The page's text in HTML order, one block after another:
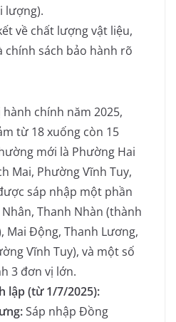
lượng).
về chất lượng vật liệu,
chính sách bảo hành rõ
chính năm 2025,
từ 18 xuống còn 15
mới là Phường Hai
Mai, Phường Vĩnh Tuy,
sáp nhập một phần
Thanh Nhàn (thành
Mai Động, Thanh Lương,
Vĩnh Tuy), và một số
3 đơn vị lớn.
lập (từ 1/7/2025):
Sáp nhập Đồng